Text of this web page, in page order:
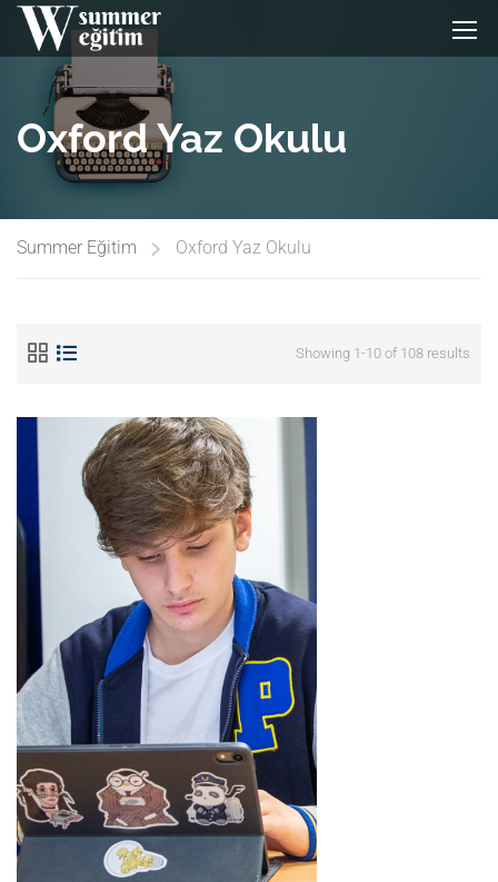
Oxford Yaz Okulu
Summer Eğitim Oxford Yaz Okulu
Showing 1-10 of 108 results